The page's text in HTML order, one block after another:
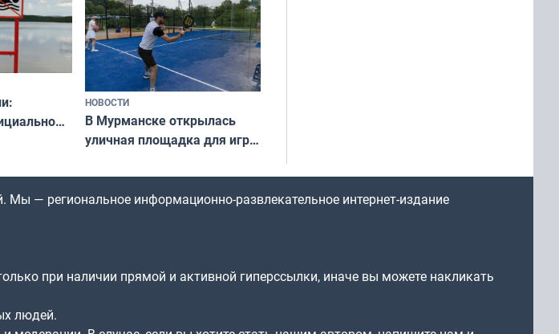
НОВОСТИ
В Мурманске открылась
уличная площадка для игры
Мы — региональное информационно-развлекательное интернет-издание
при наличии прямой и активной гиперссылки, иначе вы можете накликать
людей.